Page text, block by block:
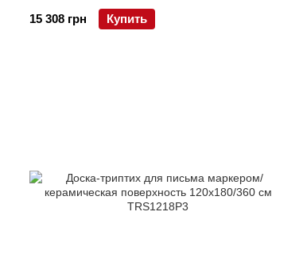
15 308 грн
Купить